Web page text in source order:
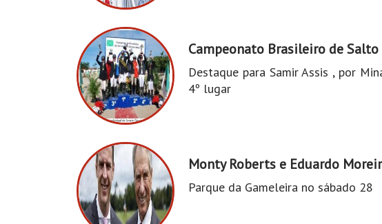
Campeonato Brasileiro de
Destaque para Samir Assis , por
4º lugar
Monty Roberts e Eduardo
Parque da Gameleira no sábado 28